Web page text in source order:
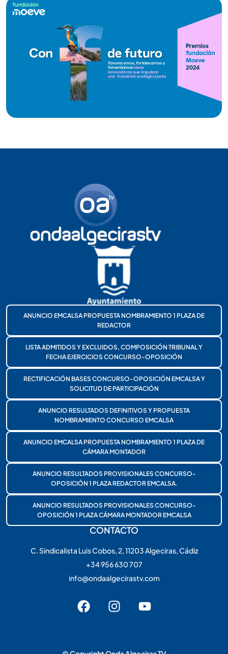
ANUNCIO EMCALSA PROPUESTA NOMBRAMIENTO 1 PLAZA DE
REDACTOR
LISTA ADMITIDOS Y EXCLUIDOS, COMPOSICIÓN TRIBUNAL Y
FECHA EJERCICIOS CONCURSO-OPOSICIÓN
RECTIFICACIÓN BASES CONCURSO-OPOSICIÓN EMCALSA Y
SOLICITUD DE PARTICIPACIÓN
ANUNCIO RESULTADOS DEFINITIVOS Y PROPUESTA
NOMBRAMIENTO CONCURSO EMCALSA
ANUNCIO EMCALSA PROPUESTA NOMBRAMIENTO 1 PLAZA DE
CÁMARA MONTADOR
ANUNCIO RESULTADOS PROVISIONALES CONCURSO-
OPOSICIÓN 1 PLAZA REDACTOR EMCALSA.
ANUNCIO RESULTADOS PROVISIONALES CONCURSO-
OPOSICIÓN 1 PLAZA CÁMARA MONTADOR EMCALSA
CONTACTO
C. Sindicalista Luis Cobos, 2, 11203 Algeciras, Cádiz
+34 956 630 707
info@ondaalgecirastv.com